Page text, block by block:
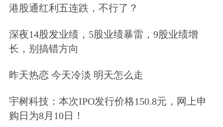
面向沉浸式通信、工业制造、 低空经
济 、具身智能、智慧海洋等6G潜在场
景，发挥政策、数据、人才、资本等要
要素保障，因地制宜开展6G应用场景
港股通红利五连跌，不行了？
深夜14股发业绩，5股业绩暴雷，9股业绩增
长，别搞错方向
昨天热恋 今天冷淡 明天怎么走
宇树科技：本次IPO发行价格150.8元，网上申
购日为8月10日！